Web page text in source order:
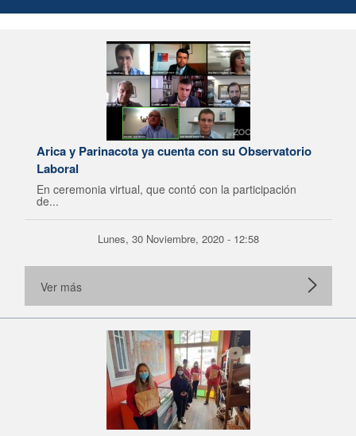
Arica y Parinacota ya cuenta con su Observatorio
Laboral
En ceremonia virtual, que contó con la participación
de...
Lunes, 30 Noviembre, 2020 - 12:58
Ver más